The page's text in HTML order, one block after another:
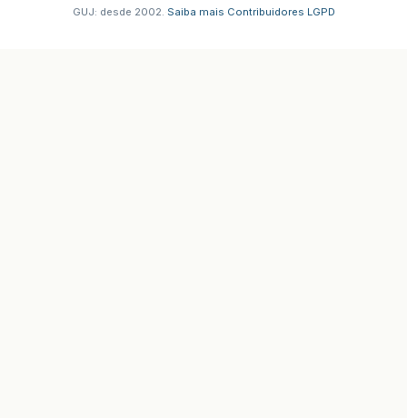
GUJ: desde 2002. Saiba mais Contribuidores LGPD